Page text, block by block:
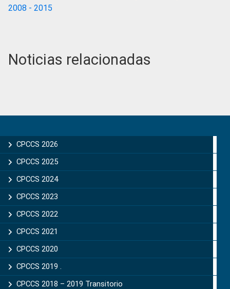
2008 - 2015
Noticias relacionadas
Sidebar
CPCCS 2026
CPCCS 2025
CPCCS 2024
CPCCS 2023
CPCCS 2022
CPCCS 2021
CPCCS 2020
CPCCS 2019 .
CPCCS 2018 – 2019 Transitorio